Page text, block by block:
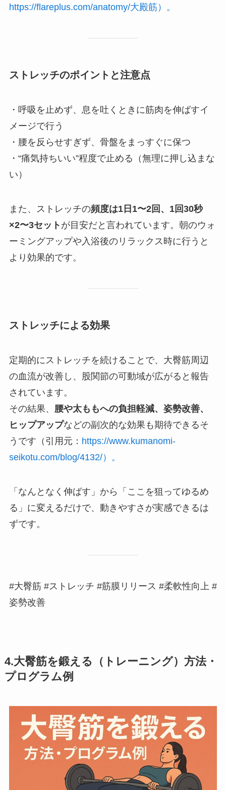
https://flareplus.com/anatomy/大殿筋）。
ストレッチのポイントと注意点
・呼吸を止めず、息を吐くときに筋肉を伸ばすイ
メージで行う
・腰を反らせすぎず、骨盤をまっすぐに保つ
・“痛気持ちいい”程度で止める（無理に押し込まな
い）
また、ストレッチの頻度は1日1〜2回、1回30秒
×2〜3セット が目安だと言われています。朝のウォ
ーミングアップや入浴後のリラックス時に行うと
より効果的です。
ストレッチによる効果
定期的にストレッチを続けることで、大臀筋周辺
の血流が改善し、股関節の可動域が広がると報告
されています。
その結果、 腰や太ももへの負担軽減、姿勢改善、
ヒップアップなどの副次的な効果も期待できるそ
うです（引用元： https://www.kumanomi-
seikotu.com/blog/4132/）。
「なんとなく伸ばす」から「ここを狙ってゆるめ
る」に変えるだけで、動きやすさが実感できるは
ずです。
#大臀筋 #ストレッチ #筋膜リリース #柔軟性向上 #
姿勢改善
4.大臀筋を鍛える（トレーニング）方法・
プログラム例